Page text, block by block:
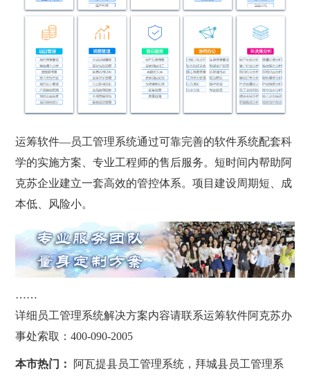
运筹软件—员工管理系统通过可靠完善的软件系统配套科
学的实施方案、专业工程师的售后服务。短时间内帮助阿
克苏企业建立一套高效的管控体系。项目建设周期短、成
本低、风险小。
……
详细员工管理系统解决方案内容请联系运筹软件阿克苏办
事处索取：400-090-2005
本市热门：
阿瓦提县员工管理系统，拜城县员工管理系